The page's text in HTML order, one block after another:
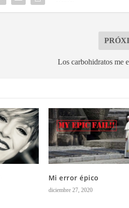
Los carbohidratos me
Mi error épico
diciembre 27, 2020